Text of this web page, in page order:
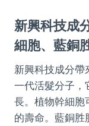
新興科技
細胞、藍銅
新興科技成分
一代活髮分子，
長。植物幹細胞
的壽命。藍銅胜